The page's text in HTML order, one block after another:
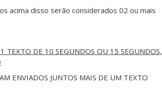
acima disso serão considerados 02 ou mais
TEXTO DE 10 SEGUNDOS OU 15 SEGUNDOS,
ENVIADOS JUNTOS MAIS DE UM TEXTO